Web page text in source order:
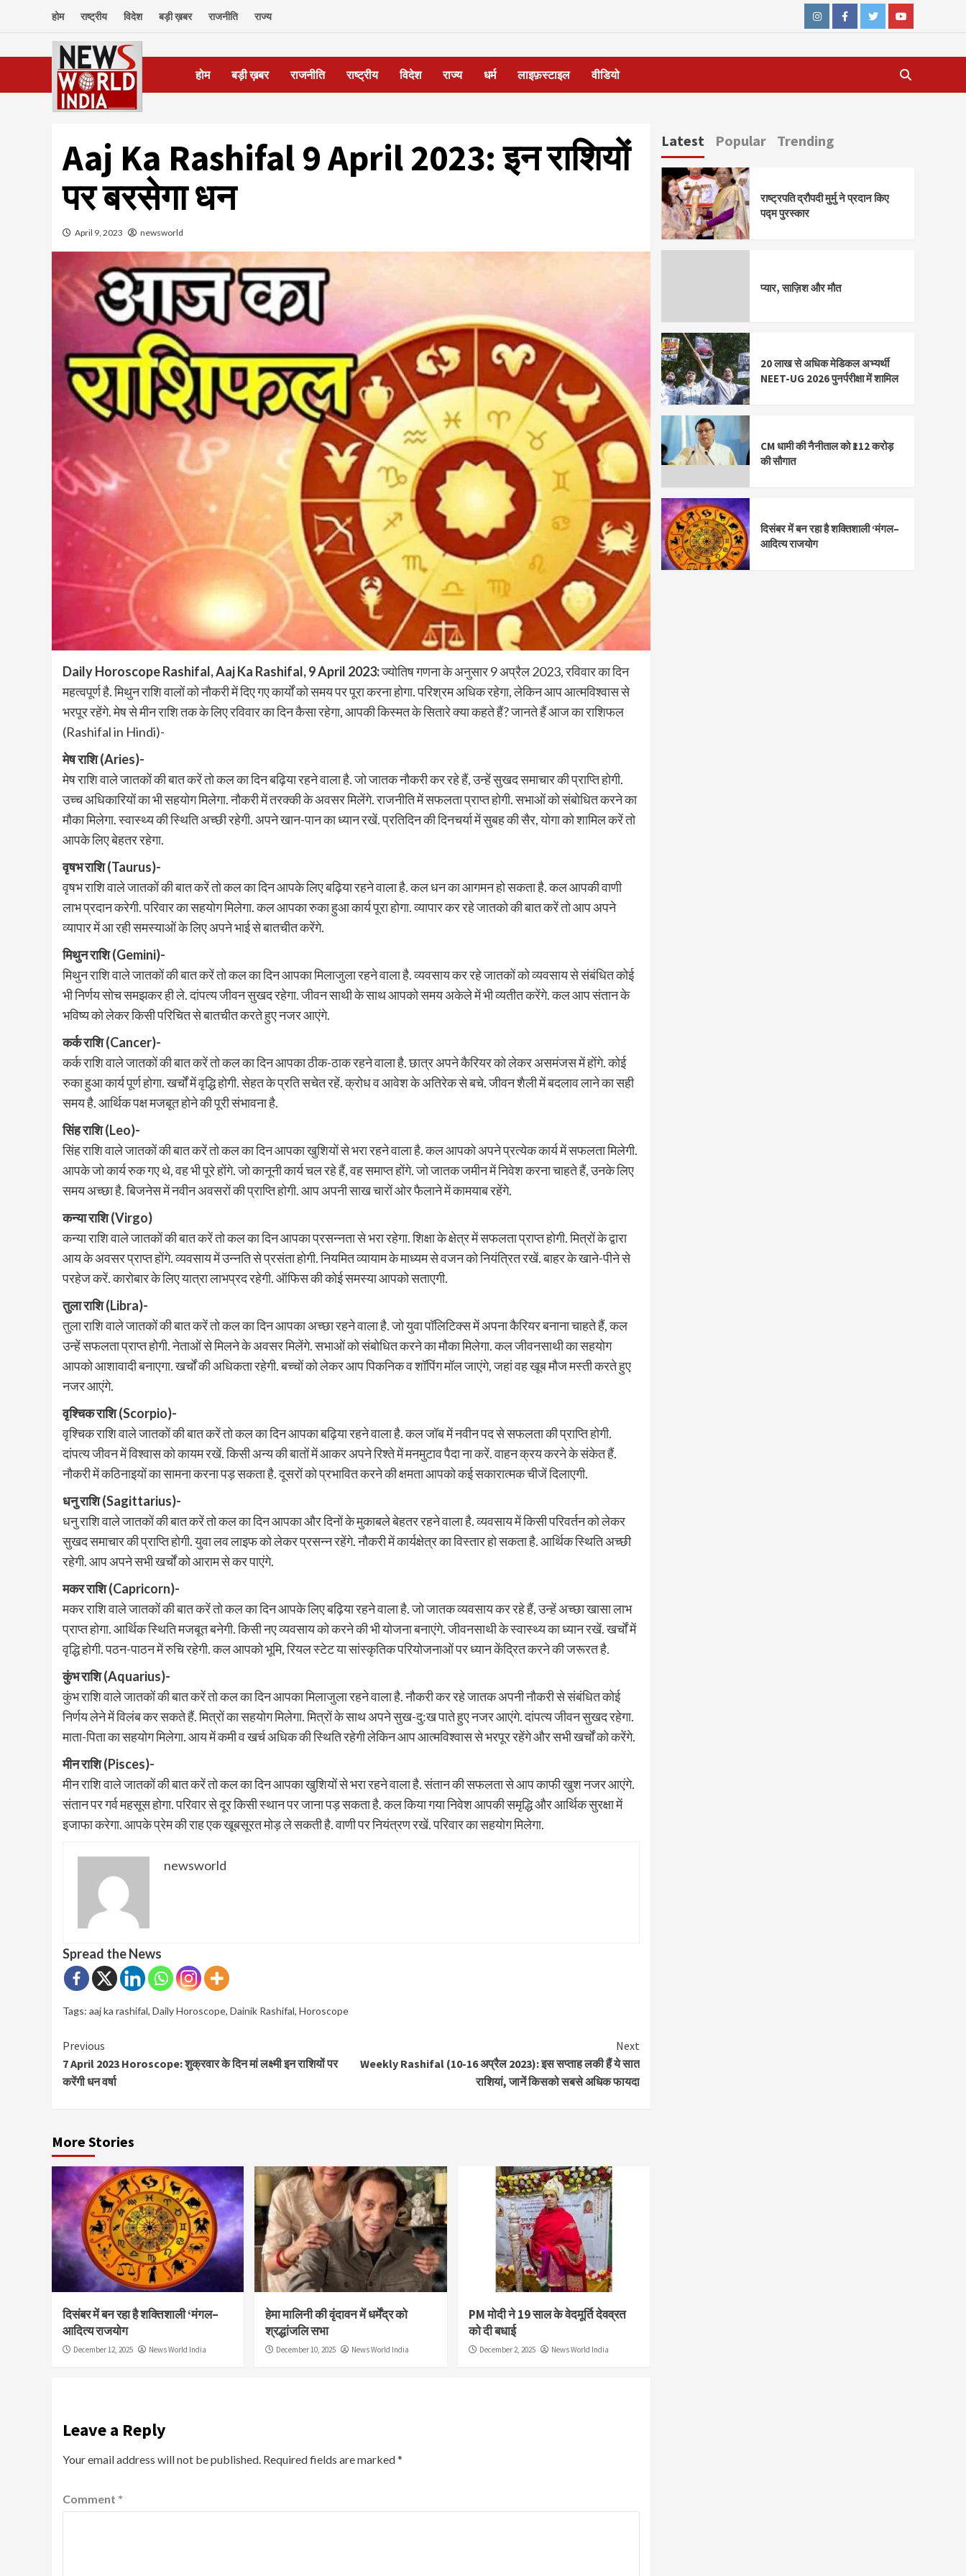
होम राष्ट्रीय विदेश बड़ी ख़बर राजनीति राज्य
InstagramFacebookTwitterYoutube
होम बड़ी ख़बर राजनीति राष्ट्रीय विदेश राज्य धर्म लाइफ़स्टाइल वीडियो
Aaj Ka Rashifal 9 April 2023: इन राशियों
पर बरसेगा धन
April 9, 2023 newsworld
Daily Horoscope Rashifal, Aaj Ka Rashifal, 9 April 2023:ज्योतिष गणना के अनुसार 9 अप्रैल 2023, रविवार का दिन
महत्वपूर्ण है. मिथुन राशि वालों को नौकरी में दिए गए कार्यों को समय पर पूरा करना होगा. परिश्रम अधिक रहेगा, लेकिन आप आत्मविश्वास से
भरपूर रहेंगे. मेष से मीन राशि तक के लिए रविवार का दिन कैसा रहेगा, आपकी किस्मत के सितारे क्या कहते हैं? जानते हैं आज का राशिफल
(Rashifal in Hindi)-
मेष राशि (Aries)-
मेष राशि वाले जातकों की बात करें तो कल का दिन बढ़िया रहने वाला है. जो जातक नौकरी कर रहे हैं, उन्हें सुखद समाचार की प्राप्ति होगी.
उच्च अधिकारियों का भी सहयोग मिलेगा. नौकरी में तरक्की के अवसर मिलेंगे. राजनीति में सफलता प्राप्त होगी. सभाओं को संबोधित करने का
मौका मिलेगा. स्वास्थ्य की स्थिति अच्छी रहेगी. अपने खान-पान का ध्यान रखें. प्रतिदिन की दिनचर्या में सुबह की सैर, योगा को शामिल करें तो
आपके लिए बेहतर रहेगा.
वृषभ राशि (Taurus)-
वृषभ राशि वाले जातकों की बात करें तो कल का दिन आपके लिए बढ़िया रहने वाला है. कल धन का आगमन हो सकता है. कल आपकी वाणी
लाभ प्रदान करेगी. परिवार का सहयोग मिलेगा. कल आपका रुका हुआ कार्य पूरा होगा. व्यापार कर रहे जातको की बात करें तो आप अपने
व्यापार में आ रही समस्याओं के लिए अपने भाई से बातचीत करेंगे.
मिथुन राशि (Gemini)-
मिथुन राशि वाले जातकों की बात करें तो कल का दिन आपका मिलाजुला रहने वाला है. व्यवसाय कर रहे जातकों को व्यवसाय से संबंधित कोई
भी निर्णय सोच समझकर ही ले. दांपत्य जीवन सुखद रहेगा. जीवन साथी के साथ आपको समय अकेले में भी व्यतीत करेंगे. कल आप संतान के
भविष्य को लेकर किसी परिचित से बातचीत करते हुए नजर आएंगे.
कर्क राशि (Cancer)-
कर्क राशि वाले जातकों की बात करें तो कल का दिन आपका ठीक-ठाक रहने वाला है. छात्र अपने कैरियर को लेकर असमंजस में होंगे. कोई
रुका हुआ कार्य पूर्ण होगा. खर्चों में वृद्धि होगी. सेहत के प्रति सचेत रहें. क्रोध व आवेश के अतिरेक से बचे. जीवन शैली में बदलाव लाने का सही
समय है. आर्थिक पक्ष मजबूत होने की पूरी संभावना है.
सिंह राशि (Leo)-
सिंह राशि वाले जातकों की बात करें तो कल का दिन आपका खुशियों से भरा रहने वाला है. कल आपको अपने प्रत्येक कार्य में सफलता मिलेगी.
आपके जो कार्य रुक गए थे, वह भी पूरे होंगे. जो कानूनी कार्य चल रहे हैं, वह समाप्त होंगे. जो जातक जमीन में निवेश करना चाहते हैं, उनके लिए
समय अच्छा है. बिजनेस में नवीन अवसरों की प्राप्ति होगी. आप अपनी साख चारों ओर फैलाने में कामयाब रहेंगे.
कन्या राशि (Virgo)
कन्या राशि वाले जातकों की बात करें तो कल का दिन आपका प्रसन्नता से भरा रहेगा. शिक्षा के क्षेत्र में सफलता प्राप्त होगी. मित्रों के द्वारा
आय के अवसर प्राप्त होंगे. व्यवसाय में उन्नति से प्रसंता होगी. नियमित व्यायाम के माध्यम से वजन को नियंत्रित रखें. बाहर के खाने-पीने से
परहेज करें. कारोबार के लिए यात्रा लाभप्रद रहेगी. ऑफिस की कोई समस्या आपको सताएगी.
तुला राशि (Libra)-
तुला राशि वाले जातकों की बात करें तो कल का दिन आपका अच्छा रहने वाला है. जो युवा पॉलिटिक्स में अपना कैरियर बनाना चाहते हैं, कल
उन्हें सफलता प्राप्त होगी. नेताओं से मिलने के अवसर मिलेंगे. सभाओं को संबोधित करने का मौका मिलेगा. कल जीवनसाथी का सहयोग
आपको आशावादी बनाएगा. खर्चों की अधिकता रहेगी. बच्चों को लेकर आप पिकनिक व शॉपिंग मॉल जाएंगे, जहां वह खूब मौज मस्ती करते हुए
नजर आएंगे.
वृश्चिक राशि (Scorpio)-
वृश्चिक राशि वाले जातकों की बात करें तो कल का दिन आपका बढ़िया रहने वाला है. कल जॉब में नवीन पद से सफलता की प्राप्ति होगी.
दांपत्य जीवन में विश्वास को कायम रखें. किसी अन्य की बातों में आकर अपने रिश्ते में मनमुटाव पैदा ना करें. वाहन क्रय करने के संकेत हैं.
नौकरी में कठिनाइयों का सामना करना पड़ सकता है. दूसरों को प्रभावित करने की क्षमता आपको कई सकारात्मक चीजें दिलाएगी.
धनु राशि (Sagittarius)-
धनु राशि वाले जातकों की बात करें तो कल का दिन आपका और दिनों के मुकाबले बेहतर रहने वाला है. व्यवसाय में किसी परिवर्तन को लेकर
सुखद समाचार की प्राप्ति होगी. युवा लव लाइफ को लेकर प्रसन्न रहेंगे. नौकरी में कार्यक्षेत्र का विस्तार हो सकता है. आर्थिक स्थिति अच्छी
रहेगी. आप अपने सभी खर्चों को आराम से कर पाएंगे.
मकर राशि (Capricorn)-
मकर राशि वाले जातकों की बात करें तो कल का दिन आपके लिए बढ़िया रहने वाला है. जो जातक व्यवसाय कर रहे हैं, उन्हें अच्छा खासा लाभ
प्राप्त होगा. आर्थिक स्थिति मजबूत बनेगी. किसी नए व्यवसाय को करने की भी योजना बनाएंगे. जीवनसाथी के स्वास्थ्य का ध्यान रखें. खर्चों में
वृद्धि होगी. पठन-पाठन में रुचि रहेगी. कल आपको भूमि, रियल स्टेट या सांस्कृतिक परियोजनाओं पर ध्यान केंद्रित करने की जरूरत है.
कुंभ राशि (Aquarius)-
कुंभ राशि वाले जातकों की बात करें तो कल का दिन आपका मिलाजुला रहने वाला है. नौकरी कर रहे जातक अपनी नौकरी से संबंधित कोई
निर्णय लेने में विलंब कर सकते हैं. मित्रों का सहयोग मिलेगा. मित्रों के साथ अपने सुख-दु:ख पाते हुए नजर आएंगे. दांपत्य जीवन सुखद रहेगा.
माता-पिता का सहयोग मिलेगा. आय में कमी व खर्च अधिक की स्थिति रहेगी लेकिन आप आत्मविश्वास से भरपूर रहेंगे और सभी खर्चों को करेंगे.
मीन राशि (Pisces)-
मीन राशि वाले जातकों की बात करें तो कल का दिन आपका खुशियों से भरा रहने वाला है. संतान की सफलता से आप काफी खुश नजर आएंगे.
संतान पर गर्व महसूस होगा. परिवार से दूर किसी स्थान पर जाना पड़ सकता है. कल किया गया निवेश आपकी समृद्धि और आर्थिक सुरक्षा में
इजाफा करेगा. आपके प्रेम की राह एक खूबसूरत मोड़ ले सकती है. वाणी पर नियंत्रण रखें. परिवार का सहयोग मिलेगा.
newsworld
Spread the News
Tags: aaj ka rashifal, Daily Horoscope, Dainik Rashifal, Horoscope
Continue
Reading
Previous
7 April 2023 Horoscope: शुक्रवार के दिन मां लक्ष्मी इन राशियों पर
करेंगी धन वर्षा
Next
Weekly Rashifal (10-16 अप्रैल 2023): इस सप्ताह लकी हैं ये सात
राशियां, जानें किसको सबसे अधिक फायदा
More Stories
दिसंबर में बन रहा है शक्तिशाली ‘मंगल–
आदित्य राजयोग
December 12, 2025 News World India
हेमा मालिनी की वृंदावन में धर्मेंद्र को
श्रद्धांजलि सभा
December 10, 2025 News World India
PM मोदी ने 19 साल के वेदमूर्ति देवव्रत
को दी बधाई
December 2, 2025 News World India
Leave a Reply
Your email address will not be published. Required fields are marked*
Comment *
Latest Popular Trending
राष्ट्रपति द्रौपदी मुर्मु ने प्रदान किए
पद्म पुरस्कार
प्यार, साज़िश और मौत
20 लाख से अधिक मेडिकल अभ्यर्थी
NEET-UG 2026 पुनर्परीक्षा में शामिल
CM धामी की नैनीताल को ₹112 करोड़
की सौगात
दिसंबर में बन रहा है शक्तिशाली ‘मंगल–
आदित्य राजयोग